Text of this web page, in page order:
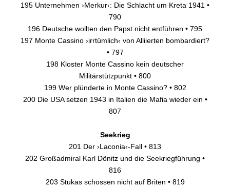
195 Unternehmen ›Merkur‹: Die Schlacht um Kreta 1941 •
790
196 Deutsche wollten den Papst nicht entführen • 795
197 Monte Cassino ›irrtümlich‹ von Alliierten bombardiert?
• 797
198 Kloster Monte Cassino kein deutscher
Militärstützpunkt • 800
199 Wer plünderte in Monte Cassino? • 802
200 Die USA setzen 1943 in Italien die Mafia wieder ein •
807
Seekrieg
201 Der ›Laconia‹-Fall • 813
202 Großadmiral Karl Dönitz und die Seekriegführung •
816
203 Stukas schossen nicht auf Briten • 819